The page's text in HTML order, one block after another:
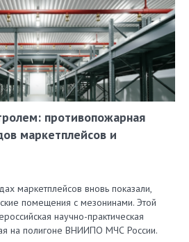
противопожарная
маркетплейсов и
маркетплейсов вновь показали,
помещения с мезонинами. Этой
научно-практическая
на полигоне ВНИИПО МЧС России.